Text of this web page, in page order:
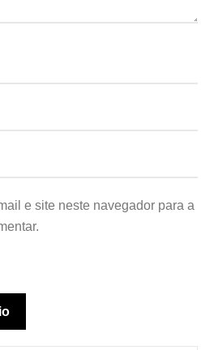
e site neste navegador para a